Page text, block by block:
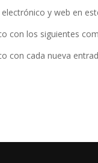
y web en
con los siguientes
con cada nueva